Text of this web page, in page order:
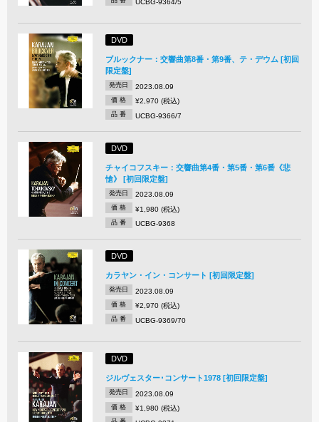
UCBG-9364/5
DVD
ブルックナー：交響曲第8番・第9番、テ・デウム [初回
限定盤]
発売日 2023.08.09
価 格 ¥2,970 (税込)
品 番 UCBG-9366/7
DVD
チャイコフスキー：交響曲第4番・第5番・第6番《悲
愴》 [初回限定盤]
発売日 2023.08.09
価 格 ¥1,980 (税込)
品 番 UCBG-9368
DVD
カラヤン・イン・コンサート [初回限定盤]
発売日 2023.08.09
価 格 ¥2,970 (税込)
品 番 UCBG-9369/70
DVD
ジルヴェスター･コンサート1978 [初回限定盤]
発売日 2023.08.09
価 格 ¥1,980 (税込)